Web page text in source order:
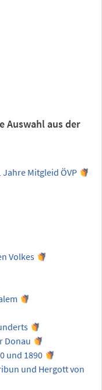
Auswahl aus der
Mitgleid ÖVP
Volkes
Donau
und 1890
und Hergott von